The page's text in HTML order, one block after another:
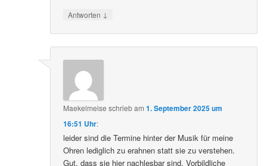
Antworten ↓
Maekelmeise schriebam1. September 2025 um
16:51 Uhr:
leider sind die Termine hinter der Musik für meine
Ohren lediglich zu erahnen statt sie zu verstehen.
Gut, dass sie hier nachlesbar sind. Vorbildliche